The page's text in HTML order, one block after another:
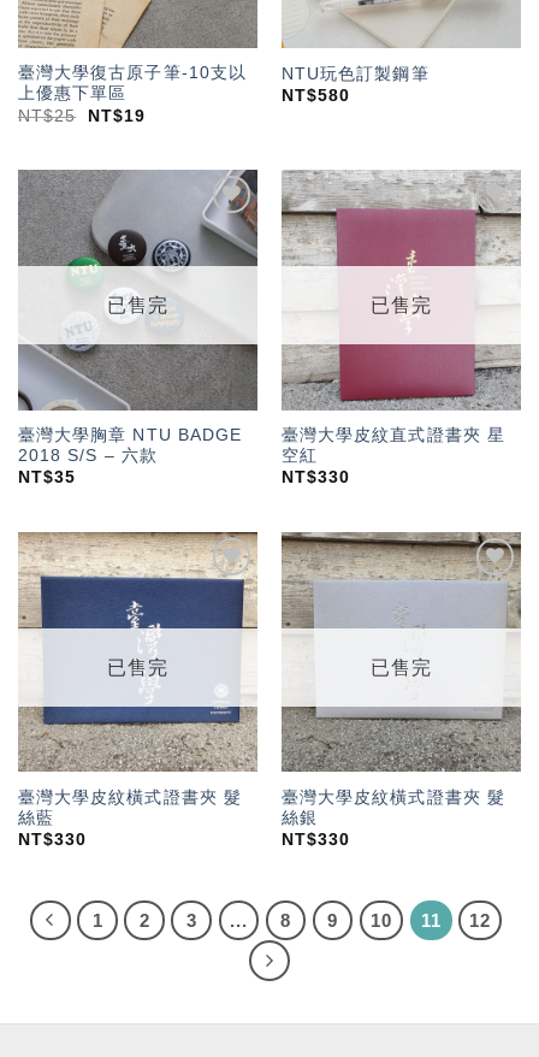
臺灣大學復古原子筆-10支以
上優惠下單區
NT$25 NT$19
NTU玩色訂製鋼筆
NT$580
加入
「願
望輕
已售完
臺灣大學胸章 NTU BADGE
2018 S/S – 六款
NT$35
加入
「願
望輕
已售完
臺灣大學皮紋直式證書夾 星
空紅
NT$330
加入
「願
望輕
已售完
臺灣大學皮紋橫式證書夾 髮
絲藍
NT$330
加入
「願
望輕
已售完
臺灣大學皮紋橫式證書夾 髮
絲銀
NT$330
1 2 3 ... 8 9 10 11 12